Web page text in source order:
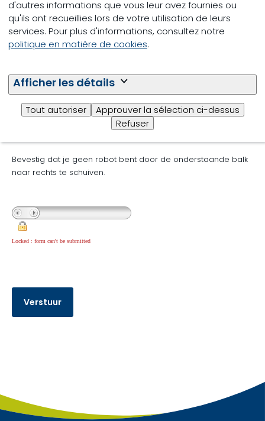
d'autres informations que vous leur avez fournies ou
qu'ils ont recueillies lors de votre utilisation de leurs
services. Pour plus d'informations, consultez notre
politique en matière de cookies.
Afficher les détails
Tout autoriser
Approuver la sélection ci-dessus
Refuser
Ik ga ermee akkoord dat de persoonlijke gegevens die ik via
je persoonsgegevens omgaat, verwijzen wij je naar onze
privacyverklaring.
Ik ga hiermee akkoord. *
Bevestig dat je geen robot bent door de onderstaande balk
naar rechts te schuiven.
Locked : form can't be submitted